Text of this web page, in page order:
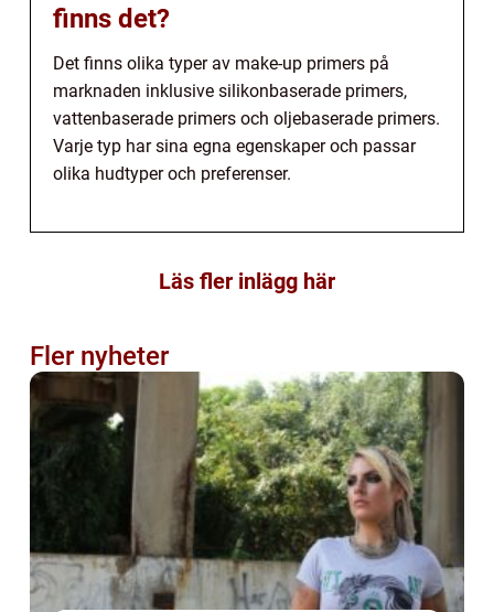
finns det?
Det finns olika typer av make-up primers på
marknaden inklusive silikonbaserade primers,
vattenbaserade primers och oljebaserade primers.
Varje typ har sina egna egenskaper och passar
olika hudtyper och preferenser.
Läs fler inlägg här
Fler nyheter